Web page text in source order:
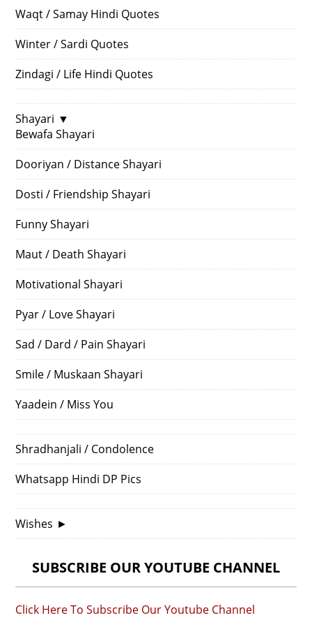
Waqt / Samay Hindi Quotes
Winter / Sardi Quotes
Zindagi / Life Hindi Quotes
Shayari ▼
Bewafa Shayari
Dooriyan / Distance Shayari
Dosti / Friendship Shayari
Funny Shayari
Maut / Death Shayari
Motivational Shayari
Pyar / Love Shayari
Sad / Dard / Pain Shayari
Smile / Muskaan Shayari
Yaadein / Miss You
Shradhanjali / Condolence
Whatsapp Hindi DP Pics
Wishes ►
SUBSCRIBE OUR YOUTUBE CHANNEL
Click Here To Subscribe Our Youtube Channel